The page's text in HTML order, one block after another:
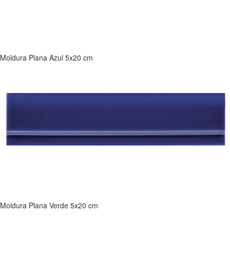
Moldura Plana Azul 5x20 cm
Moldura Plana Verde 5x20 cm